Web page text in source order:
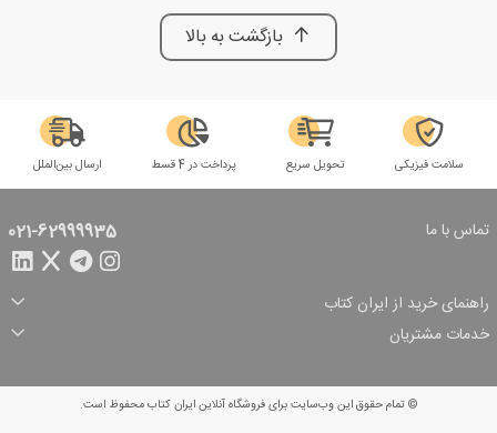
بازگشت به بالا
سلامت فیزیکی تحویل سریع پرداخت در 4 قسط ارسال بین‌الملل
تماس با ما 021-62999935
راهنمای خرید از ایران کتاب
ثبت سفارش
شرایط ارسال سفارش
شیوه پرداخت
تخفیف‌های خرید
خدمات مشتریان
© تمام حقوق این وب‌سایت برای فروشگاه آنلاین ایران کتاب محفوظ است.